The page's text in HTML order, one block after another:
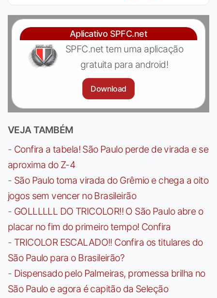
Aplicativo SPFC.net
SPFC.net tem uma aplicação
gratuita para android!
Download
VEJA TAMBÉM
- Confira a tabela! São Paulo perde de virada e se
aproxima do Z-4
- São Paulo toma virada do Grêmio e chega a oito
jogos sem vencer no Brasileirão
- GOLLLLLL DO TRICOLOR!! O São Paulo abre o
placar no fim do primeiro tempo! Confira
- TRICOLOR ESCALADO!! Confira os titulares do
São Paulo para o Brasileirão?
- Dispensado pelo Palmeiras, promessa brilha no
São Paulo e agora é capitão da Seleção